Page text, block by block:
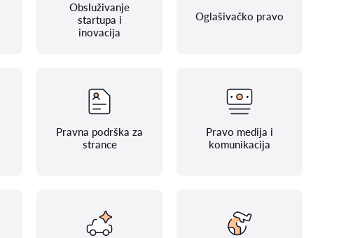
Obsluživanje
startupa i
inovacija
Oglašivačko pravo
Pravna podrška za
strance
Pravo medija i
komunikacija